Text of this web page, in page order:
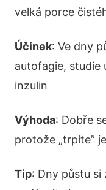
velká porce
Účinek: Ve dny
autofagie, studie
inzulin
Výhoda: Dobře
protože „trpíte”
Tip: Dny půstu